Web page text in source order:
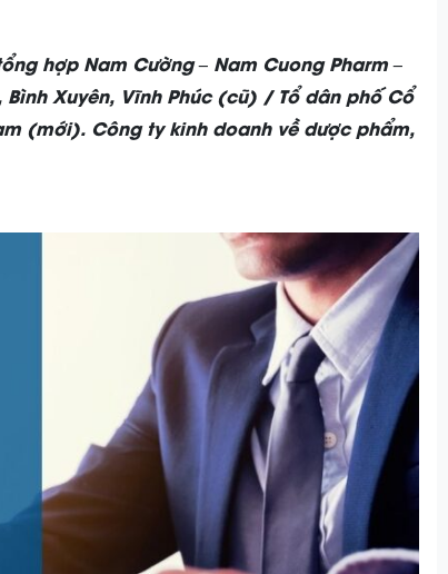
hợp Nam Cường – Nam Cuong Pharm –
Bình Xuyên, Vĩnh Phúc (cũ) / Tổ dân phố Cổ
(mới). Công ty kinh doanh về dược phẩm,